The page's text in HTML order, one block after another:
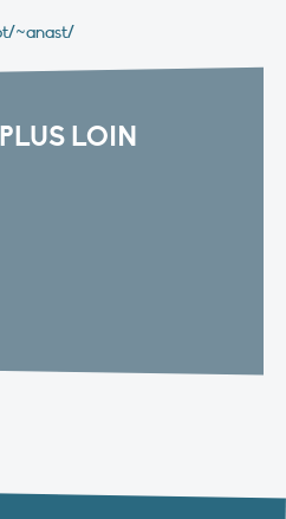
~anast/
LOIN